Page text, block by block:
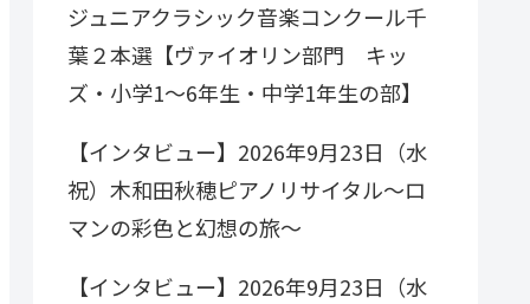
ジュニアクラシック音楽コンクール千
葉２本選【ヴァイオリン部門 キッ
ズ・小学1～6年生・中学1年生の部】
【インタビュー】2026年9月23日（水
祝）木和田秋穂ピアノリサイタル～ロ
マンの彩色と幻想の旅～
【インタビュー】2026年9月23日（水